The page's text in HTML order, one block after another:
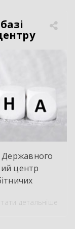
Державного
центр
детальніше